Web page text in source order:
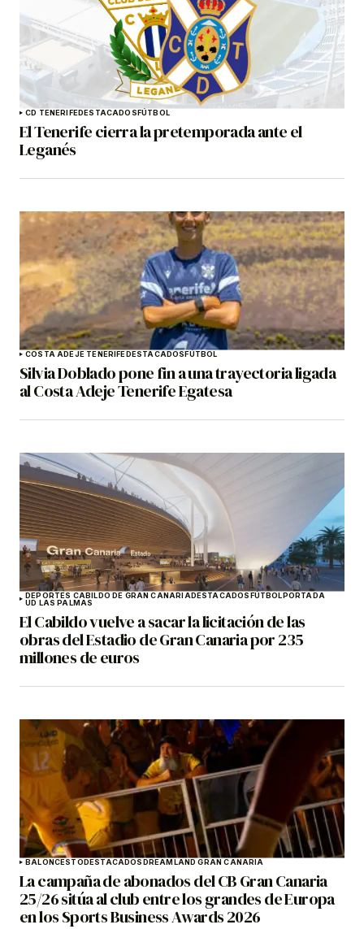
CD TENERIFEDESTACADOSFÚTBOL
El Tenerife cierra la pretemporada ante el
Leganés
COSTA ADEJE TENERIFEDESTACADOSFÚTBOL
Silvia Doblado pone fin a una trayectoria ligada
al Costa Adeje Tenerife Egatesa
DEPORTES CABILDO DE GRAN CANARIADESTACADOSFÚTBOLPORTADA
UD LAS PALMAS
El Cabildo vuelve a sacar la licitación de las
obras del Estadio de Gran Canaria por 235
millones de euros
BALONCESTODESTACADOSDREAMLAND GRAN CANARIA
La campaña de abonados del CB Gran Canaria
25/26 sitúa al club entre los grandes de Europa
en los Sports Business Awards 2026